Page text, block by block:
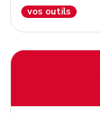
vos outils